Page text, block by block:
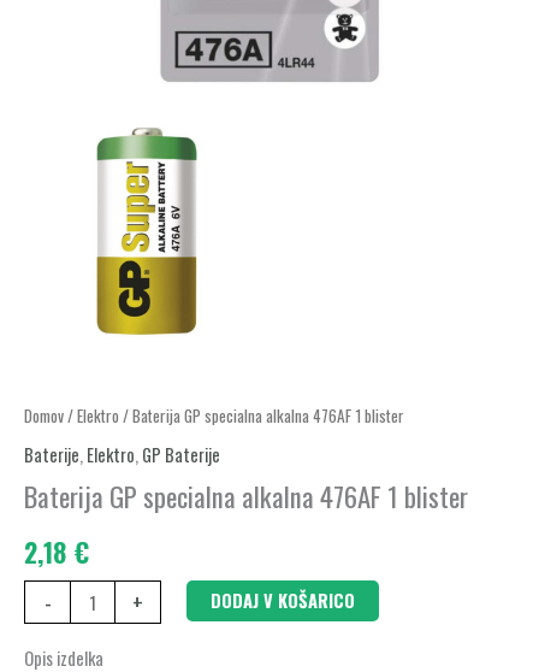
Domov/Elektro / Baterija GP specialna alkalna 476AF 1 blister
Baterije, Elektro, GP Baterije
Baterija GP specialna alkalna 476AF 1 blister
2,18 €
-
Baterija
GP
specialna
alkalna
476AF
1
blister
+ DODAJ V KOŠARICO
Opis izdelka